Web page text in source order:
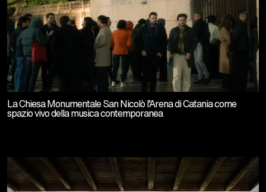
La Chiesa Monumentale San Nicolò l’Arena di Catania come
spazio vivo della musica contemporanea